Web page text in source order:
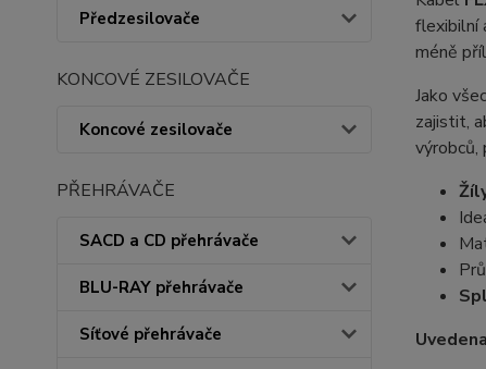
Předzesilovače
KONCOVÉ ZESILOVAČE
Koncové zesilovače
PŘEHRÁVAČE
SACD a CD přehrávače
BLU-RAY přehrávače
Síťové přehrávače
flexibilní
méně
Jako
zajistit,
výrobců,